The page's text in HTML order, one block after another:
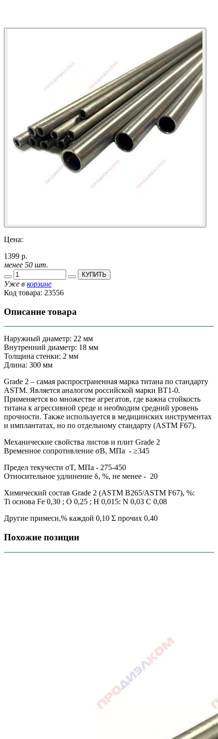
Цена:
1399 р.
менее 50 шт.
КУПИТЬ
Уже в корзине
Код товара: 23556
Описание товара
Наружный диаметр: 22 мм
Внутренний диаметр: 18 мм
Толщина стенки: 2 мм
Длина: 300 мм
Grade 2 – самая распространенная марка титана по стандарту
ASTM. Является аналогом российской марки ВТ1-0.
Применяется во множестве агрегатов, где важна стойкость
титана к агрессивной среде и необходим средний уровень
прочности. Также используется в медицинских инструментах
и имплантатах, но по отдельному стандарту (ASTM F67).
Механические свойства листов и плит Grade 2
Временное сопротивление σB, МПа - ≥345
Предел текучести σT, МПа - 275-450
Относительное удлинение δ, %, не менее - 20
Химический состав Grade 2 (ASTM B265/ASTM F67), %:
Ti основа Fe 0,30 ; O 0,25 ; H 0,015: N 0,03 C 0,08
Другие примеси,% каждой 0,10 Σ прочих 0,40
Похожие позиции